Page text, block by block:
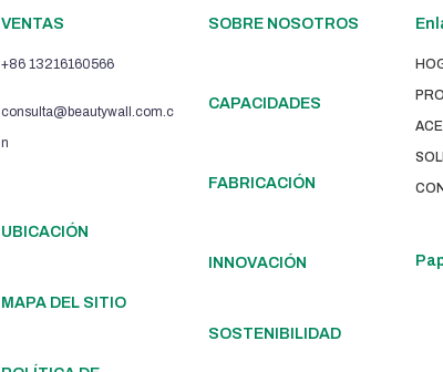
VENTAS
+86 13216160566
consulta@beautywall.com.c
n
UBICACIÓN
MAPA DEL SITIO
SOBRE NOSOTROS
CAPACIDADES
FABRICACIÓN
INNOVACIÓN
SOSTENIBILIDAD